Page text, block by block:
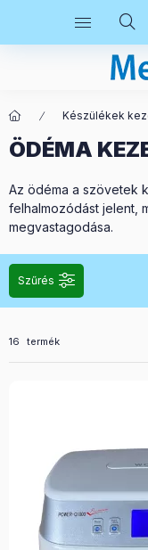
Készülékek
ÖDÉMA
Az ödéma a szövetek
felhalmozódást jelent,
megvastagodása.
Szűrés
Összes termék a
16 termék